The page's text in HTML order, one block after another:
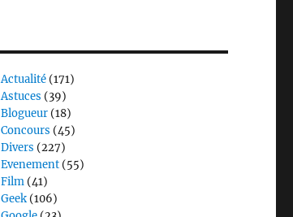
Actualité (171)
Astuces (39)
Blogueur (18)
Concours (45)
Divers (227)
Evenement (55)
Film (41)
Geek (106)